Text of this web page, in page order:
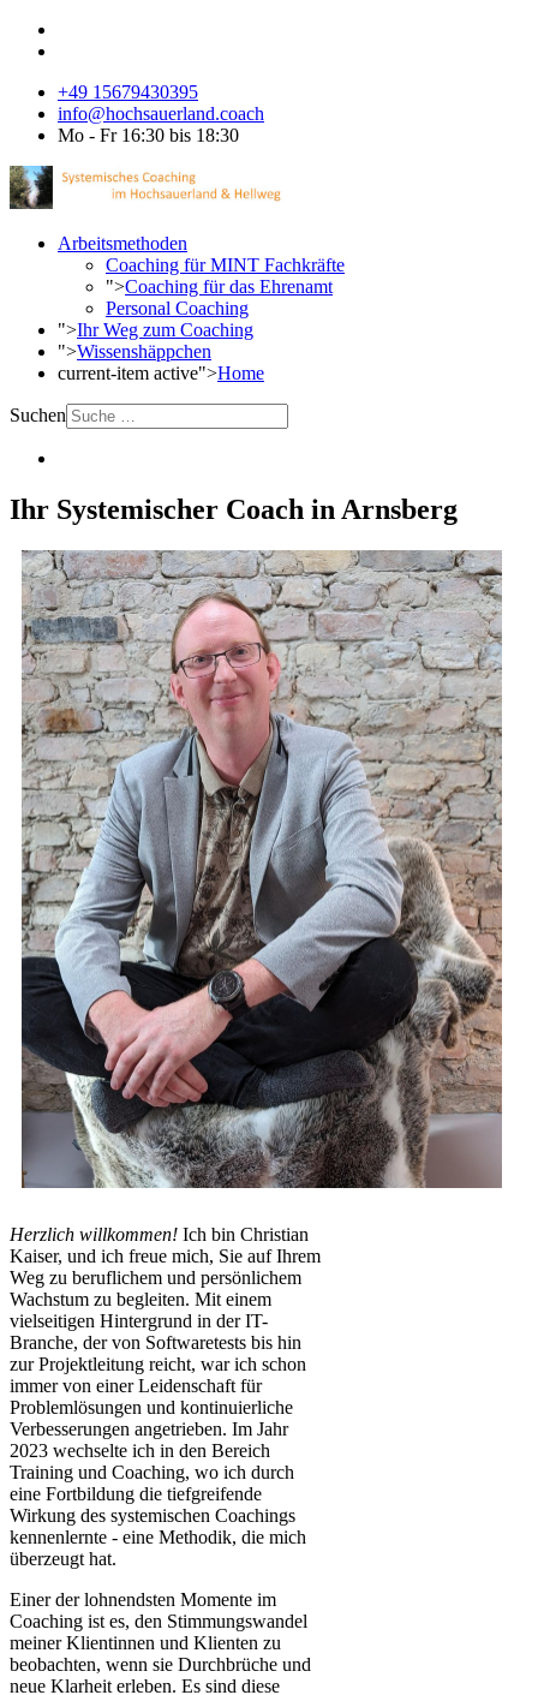
+49 15679430395
info@hochsauerland.coach
Mo - Fr 16:30 bis 18:30
Arbeitsmethoden
Coaching für MINT Fachkräfte
">Coaching für das Ehrenamt
Personal Coaching
">Ihr Weg zum Coaching
">Wissenshäppchen
current-item active">Home
Suchen
Ihr Systemischer Coach in Arnsberg
Herzlich willkommen! Ich bin Christian
Kaiser, und ich freue mich, Sie auf Ihrem
Weg zu beruflichem und persönlichem
Wachstum zu begleiten. Mit einem
vielseitigen Hintergrund in der IT-
Branche, der von Softwaretests bis hin
zur Projektleitung reicht, war ich schon
immer von einer Leidenschaft für
Problemlösungen und kontinuierliche
Verbesserungen angetrieben. Im Jahr
2023 wechselte ich in den Bereich
Training und Coaching, wo ich durch
eine Fortbildung die tiefgreifende
Wirkung des systemischen Coachings
kennenlernte - eine Methodik, die mich
überzeugt hat.
Einer der lohnendsten Momente im
Coaching ist es, den Stimmungswandel
meiner Klientinnen und Klienten zu
beobachten, wenn sie Durchbrüche und
neue Klarheit erleben. Es sind diese